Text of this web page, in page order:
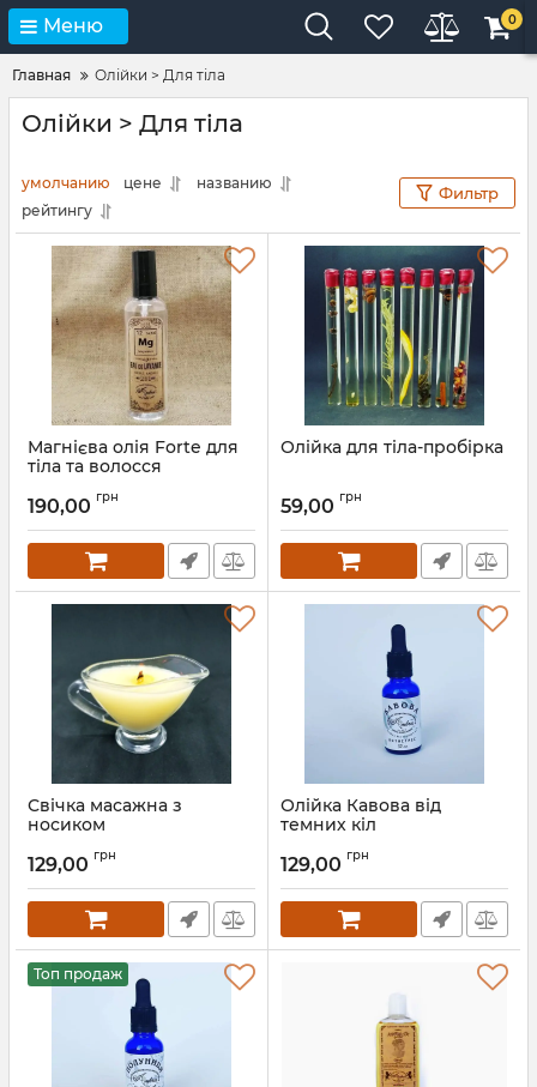
Меню 0
Главная Олійки > Для тіла
Олійки > Для тіла
умолчанию цене
названию
рейтингу
Фильтр
Магнієва олія Forte для
тіла та волосся
190,00 грн
Олійка для тіла-пробірка
59,00 грн
Свічка масажна з
носиком
129,00 грн
Олійка Кавова від
темних кіл
129,00 грн
Топ продаж